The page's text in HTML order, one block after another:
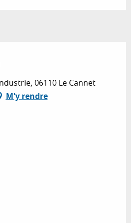
06110 Le Cannet
M'y rendre